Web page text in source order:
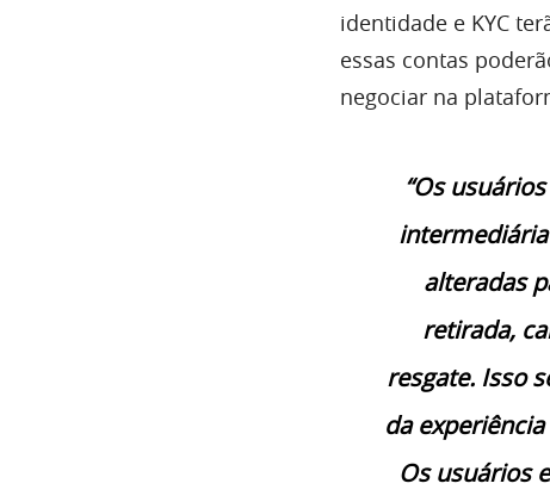
identidade e KYC
essas contas
negociar na
“Os
alteradas
retirada,
resgate. Isso
da
Os usuários